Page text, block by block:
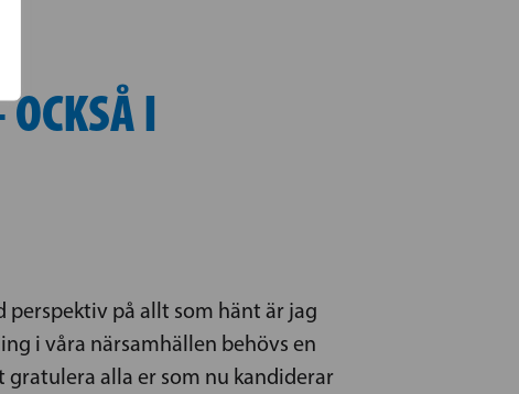
I
perspektiv på allt som hänt är jag
i våra närsamhällen behövs en
alla er som nu kandiderar